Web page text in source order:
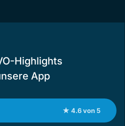
Highlights
App
★ 4.6 von 5